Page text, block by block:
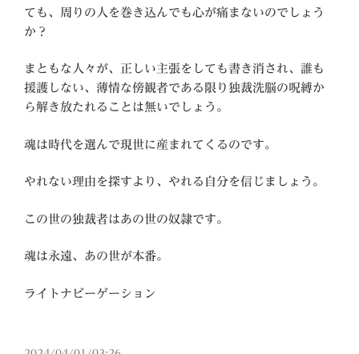
ても、周りの人を巻き込んでも心が痛まないのでしょう
か？
まともな人々が、正しい主張をしても書き消され、誰も
援護しない、薄情な傍観者である限り独裁洗脳の呪縛か
ら解き放たれることは無いでしょう。
魂は時代を選んで現世に産まれてくるのです。
やれない理由を探すより、やれる自分を信じましょう。
この世の独裁者はあの世の奴隷です。
魂は永遠、あの世が本番。
ライトナビーゲーション